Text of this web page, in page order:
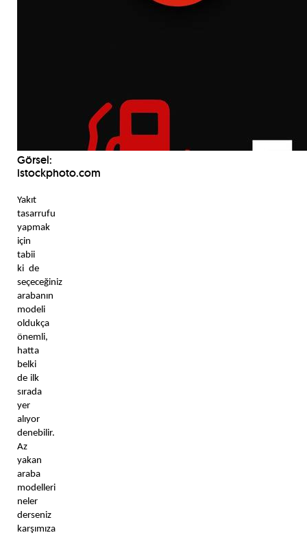
Görsel:
istockphoto.com
Yakıt
tasarrufu
yapmak
için
tabii
ki de
seçeceğiniz
arabanın
modeli
oldukça
önemli,
hatta
belki
de ilk
sırada
yer
alıyor
denebilir.
Az
yakan
araba
modelleri
neler
derseniz
karşımıza